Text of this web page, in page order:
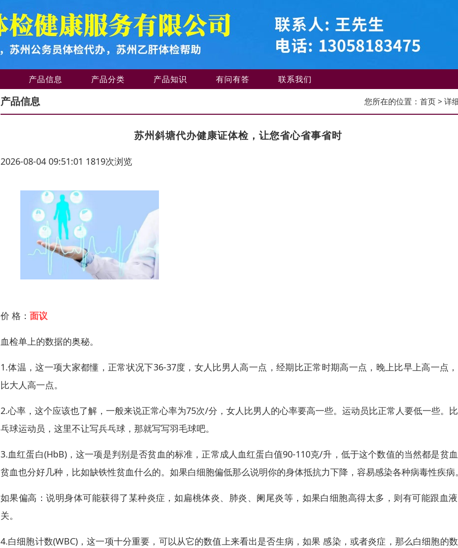
产品信息 产品分类 产品知识 有问有答 联系我们
产品信息 您所在的位置： 首页> 详
苏州斜塘代办健康证体检，让您省心省事省时
2026-08-04 09:51:01 1819次浏览
价 格： 面议
血检单上的数据的奥秘。
1.体温，这一项大家都懂，正常状况下36-37度，女人比男人高一点，经期比正常时期高一点，晚上比早上高一点
比大人高一点。
2.心率，这个应该也了解，一般来说正常心率为75次/分，女人比男人的心率要高一些。运动员比正常人要低一些。
乓球运动员，这里不让写兵乓球，那就写写羽毛球吧。
3.血红蛋白(HbB)，这一项是判别是否贫血的标准，正常成人血红蛋白值90-110克/升，低于这个数值的当然都是贫
贫血也分好几种，比如缺铁性贫血什么的。如果白细胞偏低那么说明你的身体抵抗力下降，容易感染各种病毒性疾病
如果偏高：说明身体可能获得了某种炎症，如扁桃体炎、肺炎、阑尾炎等，如果白细胞高得太多，则有可能跟血
关。
4.白细胞计数(WBC)，这一项十分重要，可以从它的数值上来看出是否生病，如果 感染，或者炎症，那么白细胞的